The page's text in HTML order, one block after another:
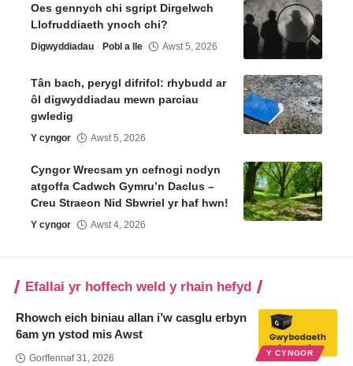
Oes gennych chi sgript Dirgelwch
Llofruddiaeth ynoch chi?
Digwyddiadau Pobl a lle Awst 5, 2026
Tân bach, perygl difrifol: rhybudd ar
ôl digwyddiadau mewn parciau
gwledig
Y cyngor Awst 5, 2026
Cyngor Wrecsam yn cefnogi nodyn
atgoffa Cadwch Gymru’n Daclus –
Creu Straeon Nid Sbwriel yr haf hwn!
Y cyngor Awst 4, 2026
Efallai yr hoffech weld y rhain hefyd
Y CYNGOR
Rhowch eich biniau allan i’w casglu erbyn
6am yn ystod mis Awst
Gorffennaf 31, 2026